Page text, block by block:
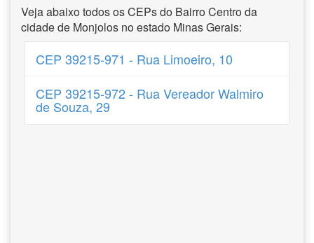
Veja abaixo todos os CEPs do Bairro Centro da
cidade de Monjolos no estado Minas Gerais:
CEP 39215-971 - Rua Limoeiro, 10
CEP 39215-972 - Rua Vereador Walmiro
de Souza, 29